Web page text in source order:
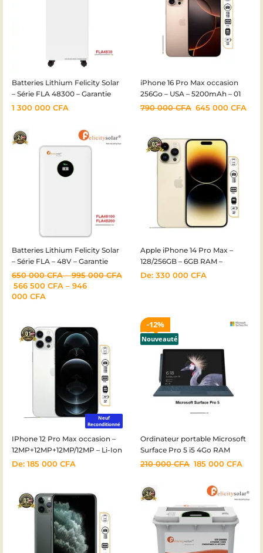
Batteries Lithium Felicity Solar
– Série FLA 48300 – Garantie
24mois
1 300 000 CFA
iPhone 16 Pro Max occasion
256Go – USA – 5200mAh – 01
mois
790 000CFA 645 000 CFA
Batteries Lithium Felicity Solar
– Série FLA – 48V – Garantie
24mois
650 000CFA–995 000CFA
566 500 CFA – 946
000 CFA
Apple iPhone 14 Pro Max –
128/256GB – 6GB RAM –
48+12+12+2MP – 4323mAh –
De: 330 000 CFA
Neuf
Reconditionné
IPhone 12 Pro Max occasion –
12MP+12MP+12MP/12MP – Li-Ion
2815 mAh – 6,7″ – 5G – 01mois
De: 185 000 CFA
12%
Nouveauté
Ordinateur portable Microsoft
Surface Pro 5 i5 4Go RAM
128Go SSD – Occasion –
210 000CFA 185 000 CFA